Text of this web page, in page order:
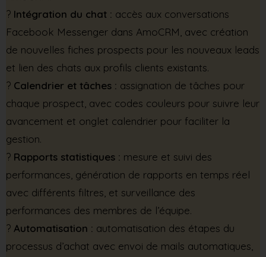
? Intégration du chat : accès aux conversations
Facebook Messenger dans AmoCRM, avec création
de nouvelles fiches prospects pour les nouveaux leads
et lien des chats aux profils clients existants.
? Calendrier et tâches : assignation de tâches pour
chaque prospect, avec codes couleurs pour suivre leur
avancement et onglet calendrier pour faciliter la
gestion.
? Rapports statistiques : mesure et suivi des
performances, génération de rapports en temps réel
avec différents filtres, et surveillance des
performances des membres de l’équipe.
? Automatisation : automatisation des étapes du
processus d’achat avec envoi de mails automatiques,